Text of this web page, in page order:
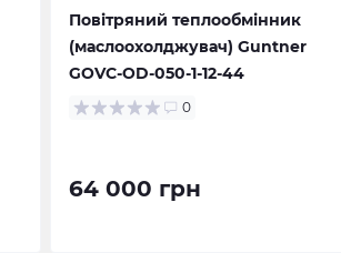
Повітряний теплообмінник
(маслоохолджувач) Guntner
GOVC-OD-050-1-12-44
0
64 000 грн